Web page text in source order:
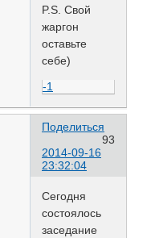
P.S. Свой
жаргон
оставьте
себе)
-1
Поделиться
93
2014-09-16
23:32:04
Сегодня
состоялось
заседание